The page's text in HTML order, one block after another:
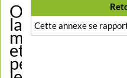
à
la
navigation
à
la
recherche
Cette annexe se
Optimiser
la
marge
et
pérenniser